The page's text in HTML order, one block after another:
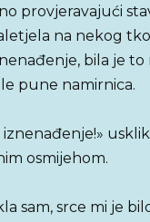
provjeravajući
na nekog
bila je to
pune namirnica.
iznenađenje!»
osmijehom.
sam, srce mi je